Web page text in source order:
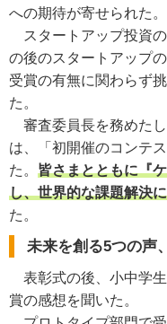
への期待が寄せられた。
スタートアップ投資
の後のスタートアップ
受賞の有無に関わらず
た。
審査委員長を務めた
は、「初開催のコンテ
た。 皆さまとともに『
し、世界的な課題解決
た。
未来を創る5つの声
表彰式の後、小中学
賞の感想を聞いた。